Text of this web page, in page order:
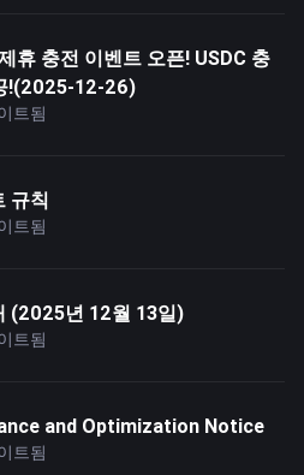
휴 충전 이벤트 오픈! USDC 충
!(2025-12-26)
트됨
규칙
트됨
(2025년 12월 13일)
트됨
and Optimization Notice
트됨